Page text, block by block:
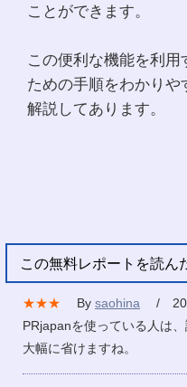
ことができます。
この便利な機能を利用
ための手順をわかりや
解説してあります。
この無料レポートを読ん
★★★ By saohina
/
PRjapanを使っている人は
大幅に省けますね。